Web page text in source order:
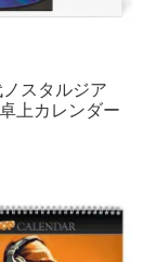
スタルジア
上カレンダー